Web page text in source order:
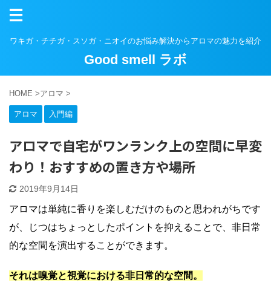
ワキガ・チチガ・スソガ・ニオイのお悩み解決からアロマの魅力を紹介
Good smell ラボ
HOME >アロマ >
アロマ 入門編
アロマで自宅がワンランク上の空間に早変
わり！おすすめの置き方や場所
2019年9月14日
アロマは単純に香りを楽しむだけのものと思われがちです
が、じつはちょっとしたポイントを抑えることで、非日常
的な空間を演出することができます。
それは嗅覚と視覚における非日常的な空間。